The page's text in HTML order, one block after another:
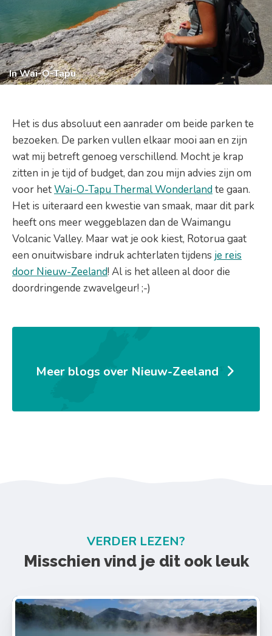
In Wai-O-Tapu
Het is dus absoluut een aanrader om beide parken te
bezoeken. De parken vullen elkaar mooi aan en zijn
wat mij betreft genoeg verschillend. Mocht je krap
zitten in je tijd of budget, dan zou mijn advies zijn om
voor hetWai-O-Tapu Thermal Wonderlandte gaan.
Het is uiteraard een kwestie van smaak, maar dit park
heeft ons meer weggeblazen dan de Waimangu
Volcanic Valley. Maar wat je ook kiest, Rotorua gaat
een onuitwisbare indruk achterlaten tijdens je reis
door Nieuw-Zeeland! Al is het alleen al door die
doordringende zwavelgeur! ;-)
Meer blogs over Nieuw-Zeeland
VERDER LEZEN?
Misschien vind je dit ook leuk